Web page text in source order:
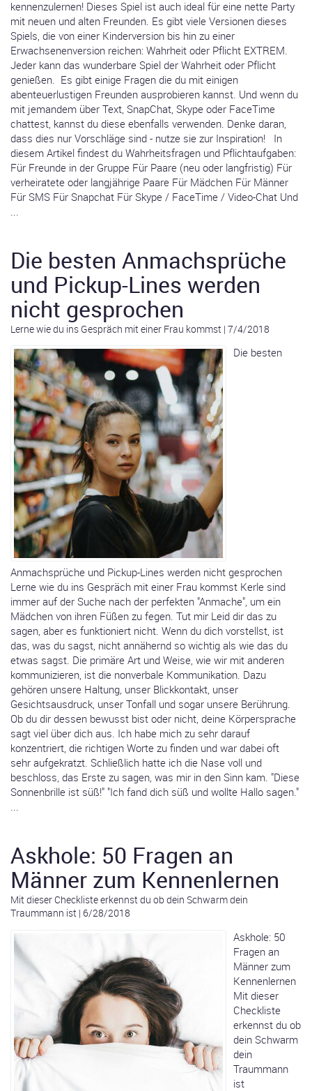
kennenzulernen! Dieses Spiel ist auch ideal für eine nette Party
mit neuen und alten Freunden. Es gibt viele Versionen dieses
Spiels, die von einer Kinderversion bis hin zu einer
Erwachsenenversion reichen: Wahrheit oder Pflicht EXTREM.
Jeder kann das wunderbare Spiel der Wahrheit oder Pflicht
genießen. Es gibt einige Fragen die du mit einigen
abenteuerlustigen Freunden ausprobieren kannst. Und wenn du
mit jemandem über Text, SnapChat, Skype oder FaceTime
chattest, kannst du diese ebenfalls verwenden. Denke daran,
dass dies nur Vorschläge sind - nutze sie zur Inspiration! In
diesem Artikel findest du Wahrheitsfragen und Pflichtaufgaben:
Für Freunde in der Gruppe Für Paare (neu oder langfristig) Für
verheiratete oder langjährige Paare Für Mädchen Für Männer
Für SMS Für Snapchat Für Skype / FaceTime / Video-Chat Und
Die besten Anmachsprüche
und Pickup-Lines werden
nicht gesprochen
Lerne wie du ins Gespräch mit einer Frau kommst | 7/4/2018
Die besten
Anmachsprüche und Pickup-Lines werden nicht gesprochen
Lerne wie du ins Gespräch mit einer Frau kommst Kerle sind
immer auf der Suche nach der perfekten "Anmache", um ein
Mädchen von ihren Füßen zu fegen. Tut mir Leid dir das zu
sagen, aber es funktioniert nicht. Wenn du dich vorstellst, ist
das, was du sagst, nicht annähernd so wichtig als wie das du
etwas sagst. Die primäre Art und Weise, wie wir mit anderen
kommunizieren, ist die nonverbale Kommunikation. Dazu
gehören unsere Haltung, unser Blickkontakt, unser
Gesichtsausdruck, unser Tonfall und sogar unsere Berührung.
Ob du dir dessen bewusst bist oder nicht, deine Körpersprache
sagt viel über dich aus. Ich habe mich zu sehr darauf
konzentriert, die richtigen Worte zu finden und war dabei oft
sehr aufgekratzt. Schließlich hatte ich die Nase voll und
beschloss, das Erste zu sagen, was mir in den Sinn kam. "Diese
Sonnenbrille ist süß!" "Ich fand dich süß und wollte Hallo sagen."
...
Askhole: 50 Fragen an
Männer zum Kennenlernen
Mit dieser Checkliste erkennst du ob dein Schwarm dein
Traummann ist | 6/28/2018
Askhole: 50
Fragen an
Männer zum
Kennenlernen
Mit dieser
Checkliste
erkennst du ob
dein Schwarm
dein
Traummann
ist